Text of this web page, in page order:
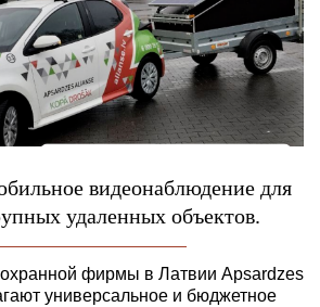
видеонаблюдение для
удаленных объектов.
фирмы в Латвии Apsardzes
универсальное и бюджетное